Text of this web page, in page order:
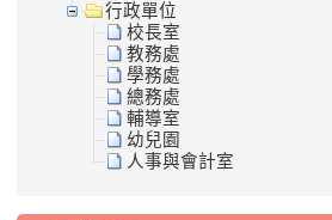
行政單位
校長室
教務處
學務處
總務處
輔導室
幼兒園
人事與會計室